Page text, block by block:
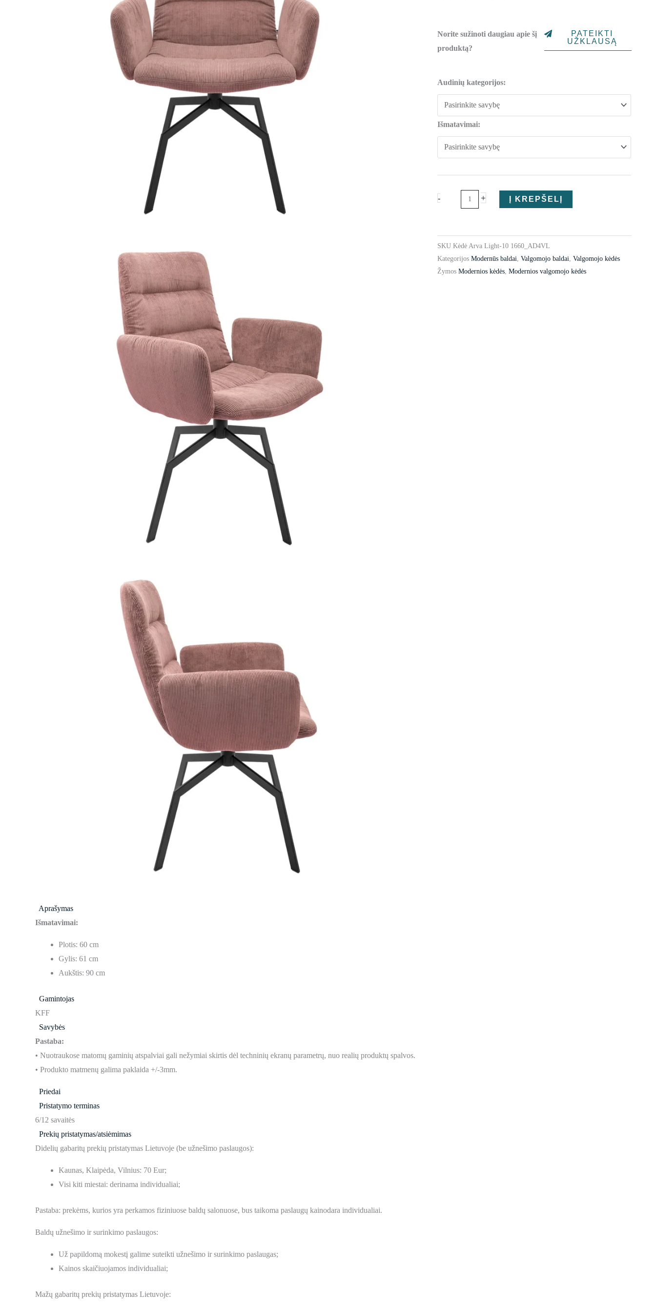
through
Norite sužinoti daugiau apie šį
produktą?
PATEIKTI
UŽKLAUSĄ
Audinių kategorijos:
Išmatavimai:
-
kiekis:
Kėdė
Light
+ Į KREPŠELĮ
SKU Kėdė Arva Light-10 1660_AD4VL
Kategorijos Modernūs baldai Valgomojo baldai Valgomojo kėdės
Žymos Modernios kėdės, Modernios valgomojo kėdės
Aprašymas
Išmatavimai:
Plotis: 60 cm
Gylis: 61 cm
Aukštis: 90 cm
Gamintojas
KFF
Savybės
Pastaba:
• Nuotraukose matomų gaminių atspalviai gali nežymiai skirtis dėl techninių ekranų parametrų, nuo realių produktų spalvos.
• Produkto matmenų galima paklaida +/-3mm.
Priedai
Pristatymo terminas
6/12 savaitės
Prekių pristatymas/atsiėmimas
Didelių gabaritų prekių pristatymas Lietuvoje (be užnešimo paslaugos):
Kaunas, Klaipėda, Vilnius: 70 Eur;
Visi kiti miestai: derinama individualiai;
Pastaba: prekėms, kurios yra perkamos fiziniuose baldų salonuose, bus taikoma paslaugų kainodara individualiai.
Baldų užnešimo ir surinkimo paslaugos:
Už papildomą mokestį galime suteikti užnešimo ir surinkimo paslaugas;
Kainos skaičiuojamos individualiai;
Mažų gabaritų prekių pristatymas Lietuvoje: